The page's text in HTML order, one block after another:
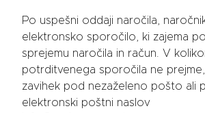
Po uspešni oddaji naročila,
elektronsko sporočilo, ki zajema
sprejemu naročila in račun. V
potrditvenega sporočila ne
zavihek pod nezaželeno pošto ali
elektronski poštni naslov